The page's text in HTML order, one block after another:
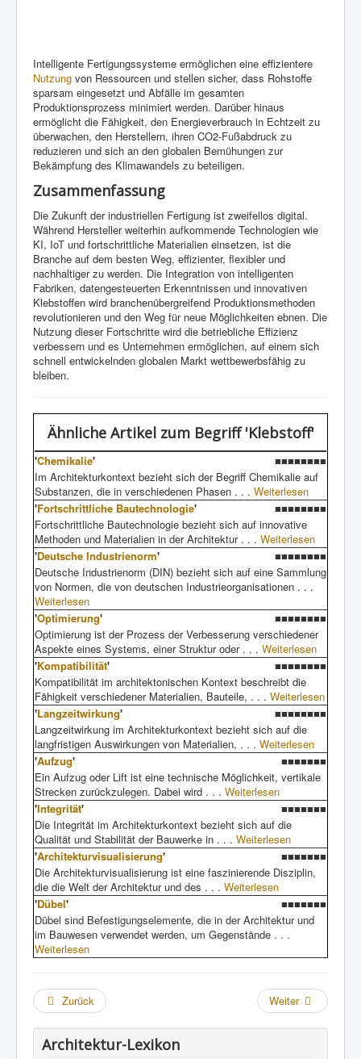
Intelligente Fertigungssysteme ermöglichen eine effizientere
Nutzung von Ressourcen und stellen sicher, dass Rohstoffe
sparsam eingesetzt und Abfälle im gesamten
Produktionsprozess minimiert werden. Darüber hinaus
ermöglicht die Fähigkeit, den Energieverbrauch in Echtzeit zu
überwachen, den Herstellern, ihren CO2-Fußabdruck zu
reduzieren und sich an den globalen Bemühungen zur
Bekämpfung des Klimawandels zu beteiligen.
Zusammenfassung
Die Zukunft der industriellen Fertigung ist zweifellos digital.
Während Hersteller weiterhin aufkommende Technologien wie
KI, IoT und fortschrittliche Materialien einsetzen, ist die
Branche auf dem besten Weg, effizienter, flexibler und
nachhaltiger zu werden. Die Integration von intelligenten
Fabriken, datengesteuerten Erkenntnissen und innovativen
Klebstoffen wird branchenübergreifend Produktionsmethoden
revolutionieren und den Weg für neue Möglichkeiten ebnen. Die
Nutzung dieser Fortschritte wird die betriebliche Effizienz
verbessern und es Unternehmen ermöglichen, auf einem sich
schnell entwickelnden globalen Markt wettbewerbsfähig zu
bleiben.
Ähnliche Artikelzum Begriff 'Klebstoff'
'Chemikalie'
■■■■■■■■
Im Architekturkontext bezieht sich der Begriff Chemikalie auf
Substanzen, die in verschiedenen Phasen . . . Weiterlesen
'Fortschrittliche Bautechnologie'
■■■■■■■■
Fortschrittliche Bautechnologie bezieht sich auf innovative
Methoden und Materialien in der Architektur . . . Weiterlesen
'Deutsche Industrienorm'
■■■■■■■■
Deutsche Industrienorm (DIN) bezieht sich auf eine Sammlung
von Normen, die von deutschen Industrieorganisationen . . .
Weiterlesen
'Optimierung'
■■■■■■■■
Optimierung ist der Prozess der Verbesserung verschiedener
Aspekte eines Systems, einer Struktur oder . . . Weiterlesen
'Kompatibilität'
■■■■■■■■
Kompatibilität im architektonischen Kontext beschreibt die
Fähigkeit verschiedener Materialien, Bauteile, . . . Weiterlesen
'Langzeitwirkung'
■■■■■■■■
Langzeitwirkung im Architekturkontext bezieht sich auf die
langfristigen Auswirkungen von Materialien, . . . Weiterlesen
'Aufzug'
■■■■■■■
Ein Aufzug oder Lift ist eine technische Möglichkeit, vertikale
Strecken zurückzulegen. Dabei wird . . . Weiterlesen
'Integrität'
■■■■■■■
Die Integrität im Architekturkontext bezieht sich auf die
Qualität und Stabilität der Bauwerke in . . . Weiterlesen
'Architekturvisualisierung'
■■■■■■■
Die Architekturvisualisierung ist eine faszinierende Disziplin,
die die Welt der Architektur und des . . . Weiterlesen
'Dübel'
■■■■■■■
Dübel sind Befestigungselemente, die in der Architektur und
im Bauwesen verwendet werden, um Gegenstände . . .
Weiterlesen
Zurück Weiter
Architektur-Lexikon